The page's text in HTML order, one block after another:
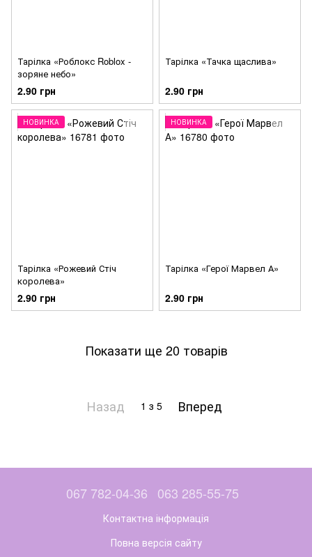
Тарілка «Роблокс Roblox -
зоряне небо»
2.90 грн
Тарілка «Тачка щаслива»
2.90 грн
НОВИНКА
Тарілка «Рожевий Стіч
королева»
2.90 грн
НОВИНКА
Тарілка «Герої Марвел А»
2.90 грн
Показати ще 20 товарів
Назад 1 з 5 Вперед
067 782-04-36 063 285-55-75
Контактна інформація
Повна версія сайту